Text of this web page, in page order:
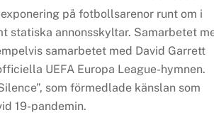
på fotbollsarenor runt om i
statiska annonsskyltar. Samarbetet
samarbetet med David Garrett
UEFA Europa League-hymnen.
som förmedlade känslan som
19-pandemin.